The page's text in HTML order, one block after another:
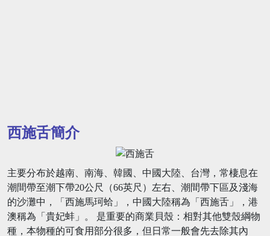
西施舌簡介
主要分布於越南、南海、韓國、中國大陸、台灣，常棲息在
潮間帶至潮下帶20公尺（66英尺）左右、潮間帶下區及淺海
的沙灘中，「西施馬珂蛤」，中國大陸稱為「西施舌」，港
澳稱為「貴妃蚌」。 是重要的商業貝殼：相對其他雙殼綱物
種，本物種的可食用部分很多，但日常一般會先去除其內